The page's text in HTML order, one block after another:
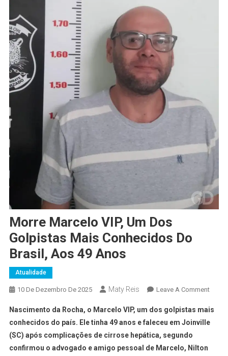
Morre Marcelo VIP, Um Dos
Golpistas Mais Conhecidos Do
Brasil, Aos 49 Anos
Atualidade
10 De Dezembro De 2025 Maty Reis Leave A Comment
Nascimento da Rocha, o Marcelo VIP, um dos golpistas mais
conhecidos do país. Ele tinha 49 anos e faleceu em Joinville
(SC) após complicações de cirrose hepática, segundo
confirmou o advogado e amigo pessoal de Marcelo, Nilton